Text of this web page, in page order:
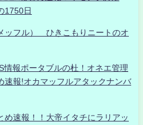
1750日
ッフル） ひきこもりニートのオ
情報ポータブルの杜！オネエ管理
速報!オカマッフルアタックナンバ
め速報！！大帝イタチにラリアッ